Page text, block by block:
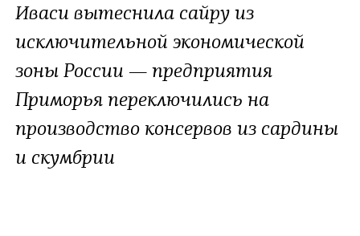
Иваси вытеснила сайру из
исключительной экономической
зоны России — предприятия
Приморья переключились на
производство консервов из сардины
и скумбрии